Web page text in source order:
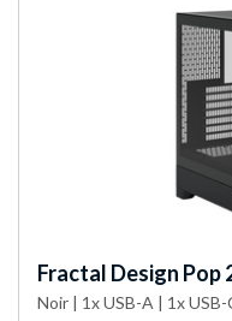
Fractal Design Pop
Noir | 1x USB-A | 1x